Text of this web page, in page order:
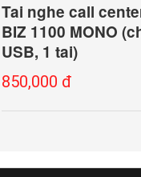
Tai nghe call
BIZ 1100 MONO
USB, 1 tai)
850,000 đ